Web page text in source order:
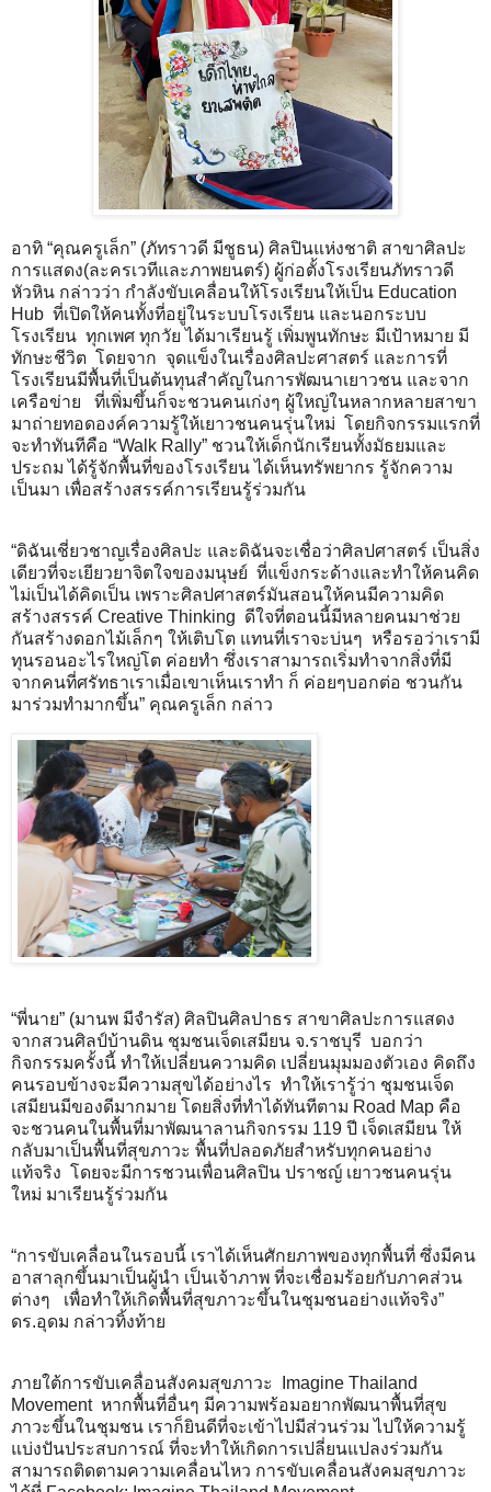
อาทิ “คุณครูเล็ก” (ภัทราวดี มีชูธน) ศิลปินแห่งชาติ สาขาศิลปะ
การแสดง(ละครเวทีและภาพยนตร์) ผู้ก่อตั้งโรงเรียนภัทราวดี
หัวหิน กล่าวว่า กำลังขับเคลื่อนให้โรงเรียนให้เป็น Education
Hub ที่เปิดให้คนทั้งที่อยู่ในระบบโรงเรียน และนอกระบบ
โรงเรียน ทุกเพศ ทุกวัย ได้มาเรียนรู้ เพิ่มพูนทักษะ มีเป้าหมาย มี
ทักษะชีวิต โดยจาก จุดแข็งในเรื่องศิลปะศาสตร์ และการที่
โรงเรียนมีพื้นที่เป็นต้นทุนสำคัญในการพัฒนาเยาวชน และจาก
เครือข่าย ที่เพิ่มขึ้นก็จะชวนคนเก่งๆ ผู้ใหญ่ในหลากหลายสาขา
มาถ่ายทอดองค์ความรู้ให้เยาวชนคนรุ่นใหม่ โดยกิจกรรมแรกที่
จะทำทันทีคือ “Walk Rally” ชวนให้เด็กนักเรียนทั้งมัธยมและ
ประถม ได้รู้จักพื้นที่ของโรงเรียน ได้เห็นทรัพยากร รู้จักความ
เป็นมา เพื่อสร้างสรรค์การเรียนรู้ร่วมกัน
“ดิฉันเชี่ยวชาญเรื่องศิลปะ และดิฉันจะเชื่อว่าศิลปศาสตร์ เป็นสิ่ง
เดียวที่จะเยียวยาจิตใจของมนุษย์ ที่แข็งกระด้างและทำให้คนคิด
ไม่เป็นได้คิดเป็น เพราะศิลปศาสตร์มันสอนให้คนมีความคิด
สร้างสรรค์ Creative Thinking ดีใจที่ตอนนี้มีหลายคนมาช่วย
กันสร้างดอกไม้เล็กๆ ให้เติบโต แทนที่เราจะบ่นๆ หรือรอว่าเรามี
ทุนรอนอะไรใหญ่โต ค่อยทำ ซึ่งเราสามารถเริ่มทำจากสิ่งที่มี
จากคนที่ศรัทธาเราเมื่อเขาเห็นเราทำ ก็ ค่อยๆบอกต่อ ชวนกัน
มาร่วมทำมากขึ้น” คุณครูเล็ก กล่าว
“พี่นาย” (มานพ มีจำรัส) ศิลปินศิลปาธร สาขาศิลปะการแสดง
จากสวนศิลป์บ้านดิน ชุมชนเจ็ดเสมียน จ.ราชบุรี บอกว่า
กิจกรรมครั้งนี้ ทำให้เปลี่ยนความคิด เปลี่ยนมุมมองตัวเอง คิดถึง
คนรอบข้างจะมีความสุขได้อย่างไร ทำให้เรารู้ว่า ชุมชนเจ็ด
เสมียนมีของดีมากมาย โดยสิ่งที่ทำได้ทันทีตาม Road Map คือ
จะชวนคนในพื้นที่มาพัฒนาลานกิจกรรม 119 ปี เจ็ดเสมียน ให้
กลับมาเป็นพื้นที่สุขภาวะ พื้นที่ปลอดภัยสำหรับทุกคนอย่าง
แท้จริง โดยจะมีการชวนเพื่อนศิลปิน ปราชญ์ เยาวชนคนรุ่น
ใหม่ มาเรียนรู้ร่วมกัน
“การขับเคลื่อนในรอบนี้ เราได้เห็นศักยภาพของทุกพื้นที่ ซึ่งมีคน
อาสาลุกขึ้นมาเป็นผู้นำ เป็นเจ้าภาพ ที่จะเชื่อมร้อยกับภาคส่วน
ต่างๆ เพื่อทำให้เกิดพื้นที่สุขภาวะขึ้นในชุมชนอย่างแท้จริง”
ดร.อุดม กล่าวทิ้งท้าย
ภายใต้การขับเคลื่อนสังคมสุขภาวะ Imagine Thailand
Movement หากพื้นที่อื่นๆ มีความพร้อมอยากพัฒนาพื้นที่สุข
ภาวะขึ้นในชุมชน เราก็ยินดีที่จะเข้าไปมีส่วนร่วม ไปให้ความรู้
แบ่งปันประสบการณ์ ที่จะทำให้เกิดการเปลี่ยนแปลงร่วมกัน
สามารถติดตามความเคลื่อนไหว การขับเคลื่อนสังคมสุขภาวะ